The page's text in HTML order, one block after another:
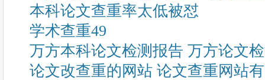
本科论文查重率太低被怼
学术查重49
万方本科论文检测报告 万方论文
论文改查重的网站 论文查重网站